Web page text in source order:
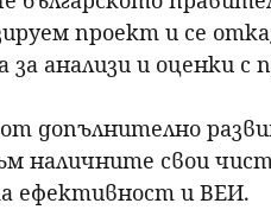
проект и се
анализи и оценки с
допълнително
наличните свои
ефективност и ВЕИ.